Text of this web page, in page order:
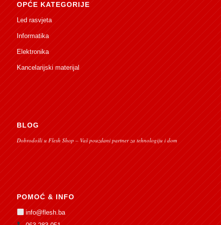
OPĆE KATEGORIJE
Led rasvjeta
Informatika
Elektronika
Kancelarijski materijal
BLOG
Dobrodošli u Flesh Shop – Vaš pouzdani partner za tehnologiju i dom
POMOĆ & INFO
info@flesh.ba